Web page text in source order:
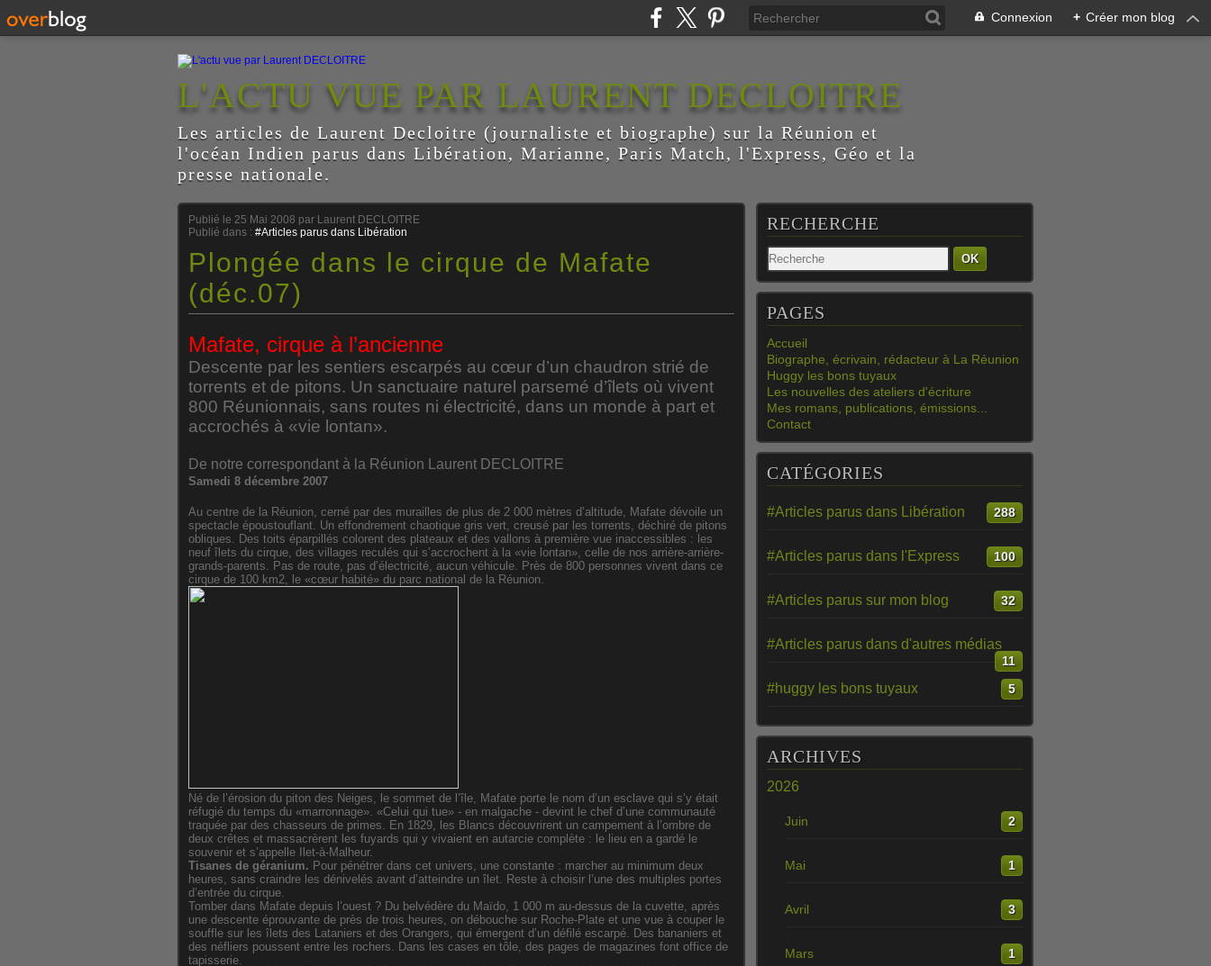
Connexion + Créer mon blog
L'ACTU VUE PAR LAURENT DECLOITRE
Les articles de Laurent Decloitre (journaliste et biographe) sur la Réunion et
l'océan Indien parus dans Libération, Marianne, Paris Match, l'Express, Géo et la
presse nationale.
Publié le 25 Mai 2008 par Laurent DECLOITRE
Publié dans : #Articles parus dans Libération
Plongée dans le cirque de Mafate
(déc.07)
Mafate, cirque à l’ancienne
Descente par les sentiers escarpés au cœur d’un chaudron strié de
torrents et de pitons. Un sanctuaire naturel parsemé d’îlets où vivent
800 Réunionnais, sans routes ni électricité, dans un monde à part et
accrochés à «vie lontan».
De notre correspondant à la Réunion Laurent DECLOITRE
Samedi 8 décembre 2007
Au centre de la Réunion, cerné par des murailles de plus de 2 000 mètres d’altitude, Mafate dévoile un
spectacle époustouflant. Un effondrement chaotique gris vert, creusé par les torrents, déchiré de pitons
obliques. Des toits éparpillés colorent des plateaux et des vallons à première vue inaccessibles : les
neuf îlets du cirque, des villages reculés qui s’accrochent à la «vie lontan», celle de nos arrière-arrière-
grands-parents. Pas de route, pas d’électricité, aucun véhicule. Près de 800 personnes vivent dans ce
cirque de 100 km2, le «cœur habité» du parc national de la Réunion.
Né de l’érosion du piton des Neiges, le sommet de l’île, Mafate porte le nom d’un esclave qui s’y était
réfugié du temps du «marronnage». «Celui qui tue» - en malgache - devint le chef d’une communauté
traquée par des chasseurs de primes. En 1829, les Blancs découvrirent un campement à l’ombre de
deux crêtes et massacrèrent les fuyards qui y vivaient en autarcie complète : le lieu en a gardé le
souvenir et s’appelle Ilet-à-Malheur.
Tisanes de géranium. Pour pénétrer dans cet univers, une constante : marcher au minimum deux
heures, sans craindre les dénivelés avant d’atteindre un îlet. Reste à choisir l’une des multiples portes
d’entrée du cirque.
Tomber dans Mafate depuis l’ouest ? Du belvédère du Maïdo, 1 000 m au-dessus de la cuvette, après
une descente éprouvante de près de trois heures, on débouche sur Roche-Plate et une vue à couper le
souffle sur les îlets des Lataniers et des Orangers, qui émergent d’un défilé escarpé. Des bananiers et
des néfliers poussent entre les rochers. Dans les cases en tôle, des pages de magazines font office de
tapisserie.
RECHERCHE
OK
PAGES
Accueil
Biographe, écrivain, rédacteur à La Réunion
Huggy les bons tuyaux
Les nouvelles des ateliers d'écriture
Mes romans, publications, émissions...
Contact
CATÉGORIES
#Articles parus dans Libération 288
#Articles parus dans l'Express 100
#Articles parus sur mon blog 32
#Articles parus dans d'autres médias
11
#huggy les bons tuyaux 5
ARCHIVES
2026
Juin 2
Mai 1
Avril 3
Mars 1